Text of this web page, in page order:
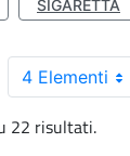
SIGARETTA
4 Elementi
22 risultati.